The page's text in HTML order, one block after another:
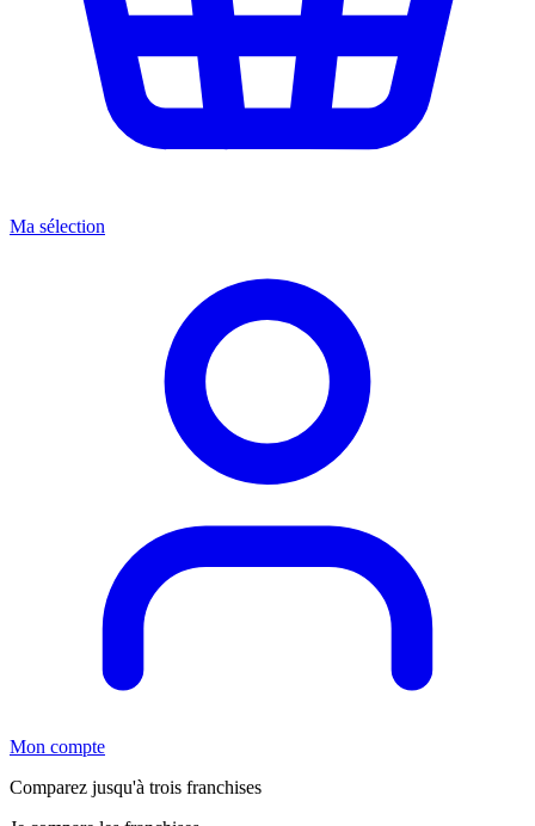
Ma sélection
Mon compte
Comparez jusqu'à trois franchises